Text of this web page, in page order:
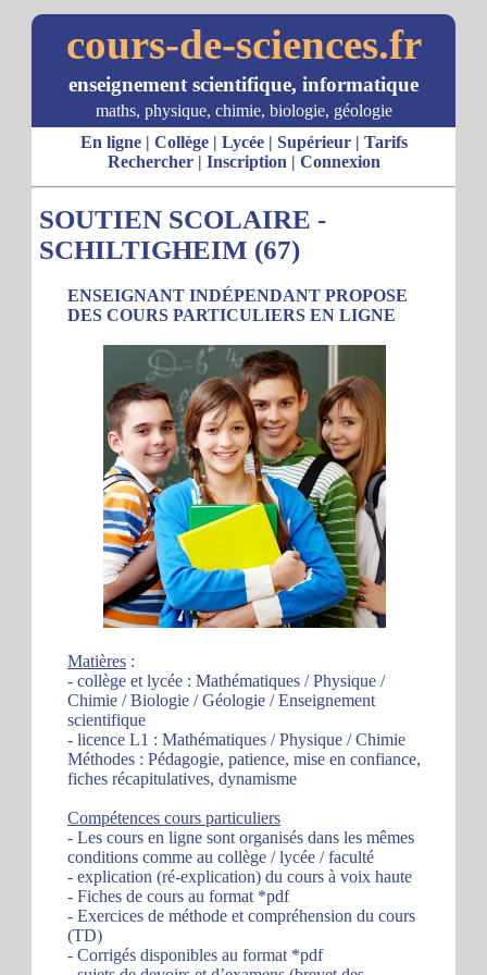
cours-de-sciences.fr
enseignement scientifique, informatique
maths, physique, chimie, biologie, géologie
En ligne| Collège| Lycée| Supérieur| Tarifs
Rechercher| Inscription | Connexion
SOUTIEN SCOLAIRE -
SCHILTIGHEIM (67)
ENSEIGNANT INDÉPENDANT PROPOSE
DES COURS PARTICULIERS EN LIGNE
Matières :
- collège et lycée : Mathématiques / Physique /
Chimie / Biologie / Géologie / Enseignement
scientifique
- licence L1 : Mathématiques / Physique / Chimie
Méthodes : Pédagogie, patience, mise en confiance,
fiches récapitulatives, dynamisme
Compétences cours particuliers
- Les cours en ligne sont organisés dans les mêmes
conditions comme au collège / lycée / faculté
- explication (ré-explication) du cours à voix haute
- Fiches de cours au format *pdf
- Exercices de méthode et compréhension du cours
(TD)
- Corrigés disponibles au format *pdf